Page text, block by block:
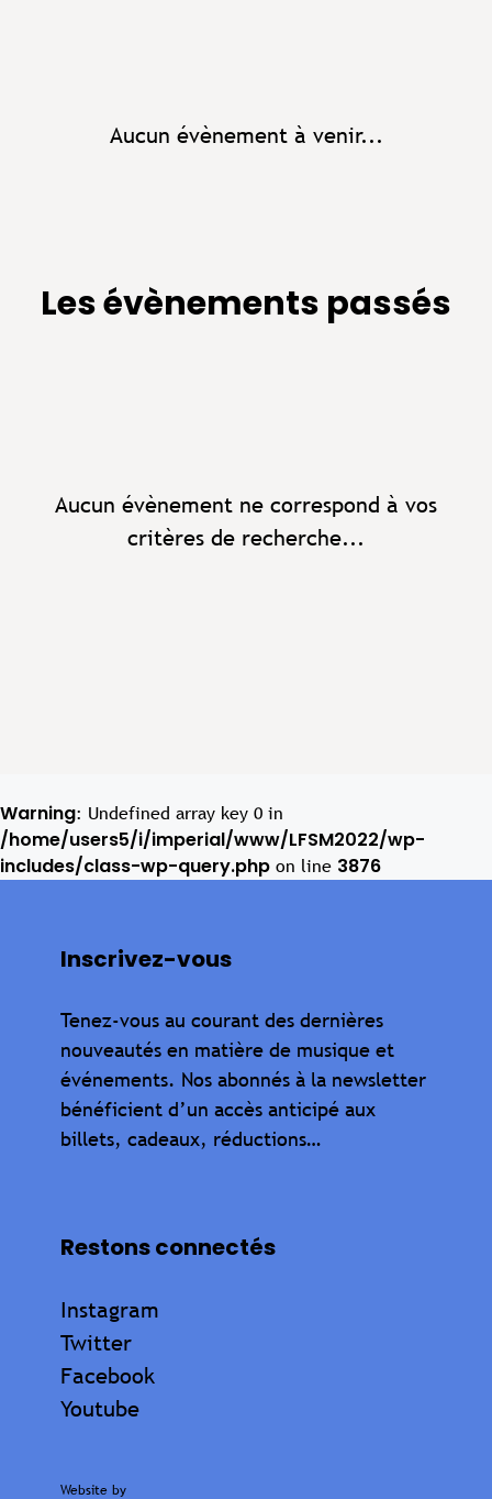
Aucun évènement à venir...
Les évènements passés
Aucun évènement ne correspond à vos
critères de recherche...
Warning: Undefined array key 0 in
/home/users5/i/imperial/www/LFSM2022/wp-
includes/class-wp-query.php on line 3876
Inscrivez-vous
Tenez-vous au courant des dernières
nouveautés en matière de musique et
événements. Nos abonnés à la newsletter
bénéficient d’un accès anticipé aux
billets, cadeaux, réductions…
Restons connectés
Instagram
Twitter
Facebook
Youtube
Website by